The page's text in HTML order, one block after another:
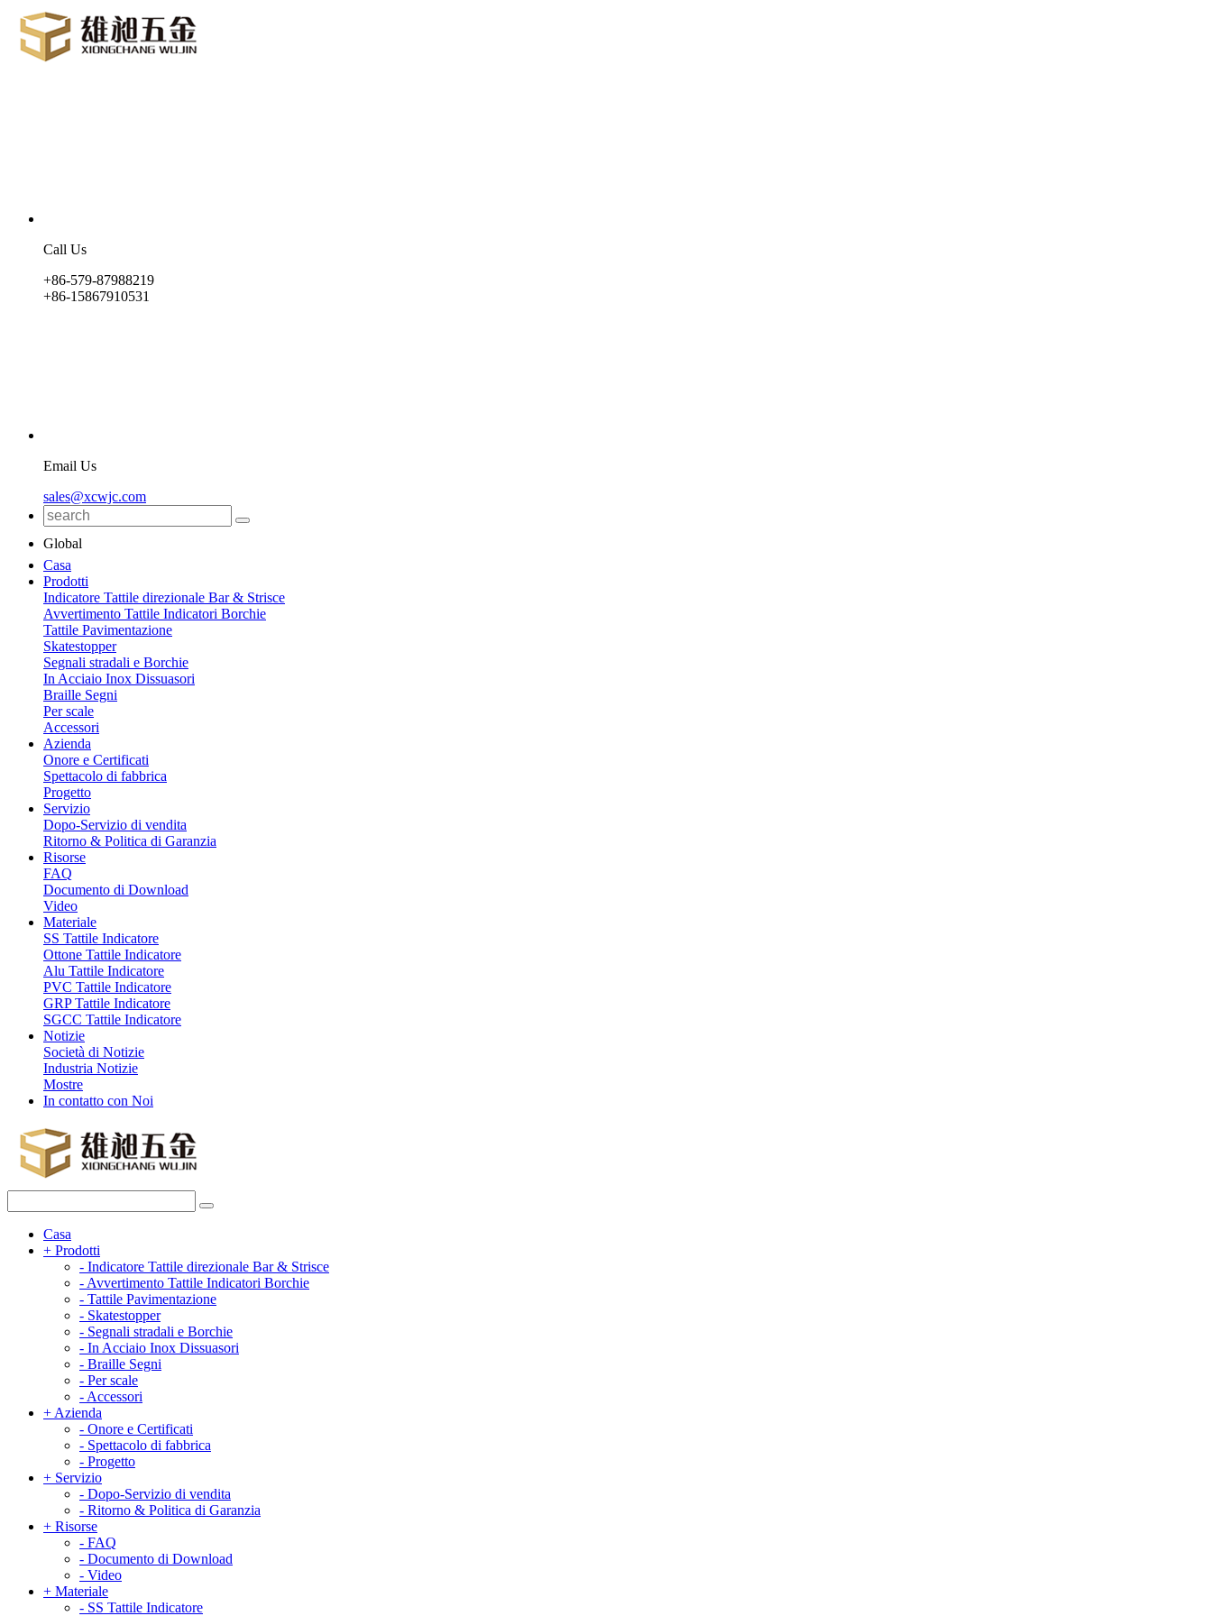
Call Us
+86-579-87988219
+86-15867910531
Email Us
sales@xcwjc.com
Global
Casa
Prodotti
Indicatore Tattile direzionale Bar & Strisce
Avvertimento Tattile Indicatori Borchie
Tattile Pavimentazione
Skatestopper
Segnali stradali e Borchie
In Acciaio Inox Dissuasori
Braille Segni
Per scale
Accessori
Azienda
Onore e Certificati
Spettacolo di fabbrica
Progetto
Servizio
Dopo-Servizio di vendita
Ritorno & Politica di Garanzia
Risorse
FAQ
Documento di Download
Video
Materiale
SS Tattile Indicatore
Ottone Tattile Indicatore
Alu Tattile Indicatore
PVC Tattile Indicatore
GRP Tattile Indicatore
SGCC Tattile Indicatore
Notizie
Società di Notizie
Industria Notizie
Mostre
In contatto con Noi
Casa
+ Prodotti
- Indicatore Tattile direzionale Bar & Strisce
- Avvertimento Tattile Indicatori Borchie
- Tattile Pavimentazione
- Skatestopper
- Segnali stradali e Borchie
- In Acciaio Inox Dissuasori
- Braille Segni
- Per scale
- Accessori
+ Azienda
- Onore e Certificati
- Spettacolo di fabbrica
- Progetto
+ Servizio
- Dopo-Servizio di vendita
- Ritorno & Politica di Garanzia
+ Risorse
- FAQ
- Documento di Download
- Video
+ Materiale
- SS Tattile Indicatore